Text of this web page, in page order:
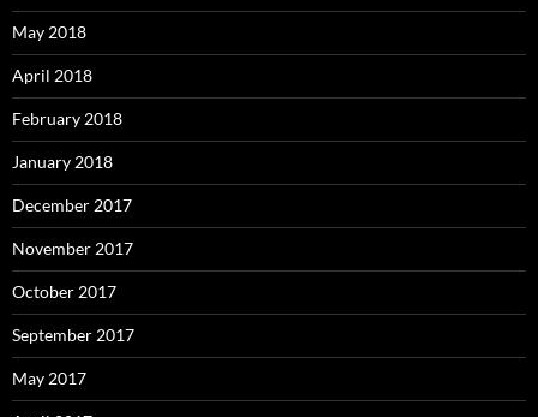
May 2018
April 2018
February 2018
January 2018
December 2017
November 2017
October 2017
September 2017
May 2017